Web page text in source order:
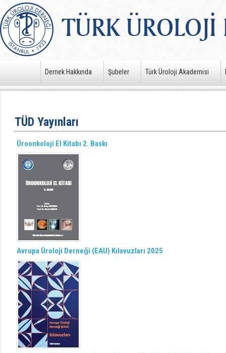
Dernek Hakkında Şubeler Türk Üroloji Akademisi
TÜD Yayınları
Üroonkoloji El Kitabı 2. Baskı
Avrupa Üroloji Derneği (EAU) Kılavuzları 2025